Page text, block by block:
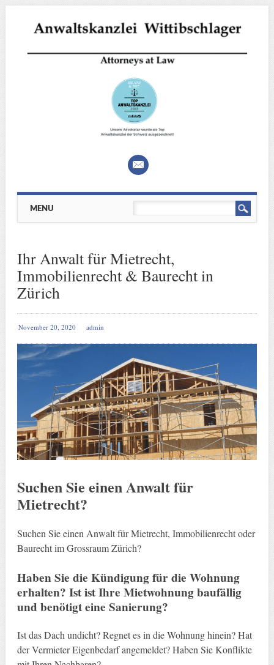
Main menu
MENU
Ihr Anwalt für Mietrecht,
Immobilienrecht & Baurecht in
Zürich
November 20, 2020 admin
Suchen Sie einen Anwalt für
Mietrecht?
Suchen Sie einen Anwalt für Mietrecht, Immobilienrecht oder
Baurecht im Grossraum Zürich?
Haben Sie die Kündigung für die Wohnung
erhalten? Ist ist Ihre Mietwohnung baufällig
und benötigt eine Sanierung?
Ist das Dach undicht? Regnet es in die Wohnung hinein? Hat
der Vermieter Eigenbedarf angemeldet? Haben Sie Konflikte